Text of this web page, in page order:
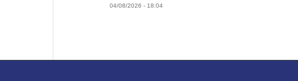
04/08/2026 - 18:04